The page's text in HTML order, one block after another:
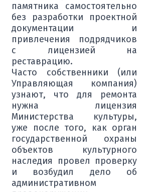
памятника самостоятельно
без разработки проектной
документации и
привлечения подрядчиков
с лицензией на
реставрацию.
Часто собственники (или
Управляющая компания)
узнают, что для ремонта
нужна лицензия
Министерства культуры,
уже после того, как орган
государственной охраны
объектов культурного
наследия провел проверку
и возбудил дело об
административном